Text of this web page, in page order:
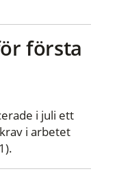
första
i juli ett
i arbetet